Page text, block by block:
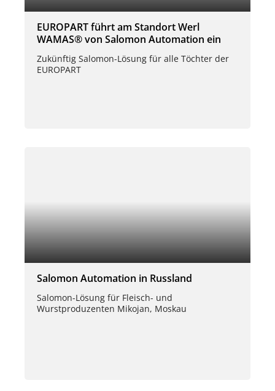
EUROPART führt am Standort Werl
WAMAS® von Salomon Automation ein
Zukünftig Salomon-Lösung für alle Töchter der
EUROPART
Salomon Automation in Russland
Salomon-Lösung für Fleisch- und
Wurstproduzenten Mikojan, Moskau